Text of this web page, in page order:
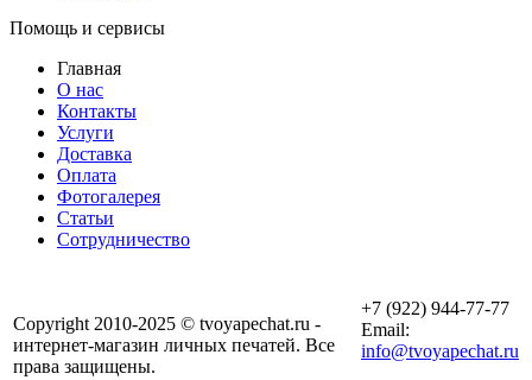
Помощь и сервисы
Главная
О нас
Контакты
Услуги
Доставка
Оплата
Фотогалерея
Статьи
Сотрудничество
Copyright 2010-2025 © tvoyapechat.ru -
интернет-магазин личных печатей. Все
права защищены.
+7 (922) 944-77-77
Email:
info@tvoyapechat.ru